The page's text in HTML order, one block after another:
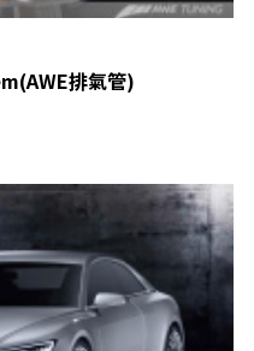
排氣管)